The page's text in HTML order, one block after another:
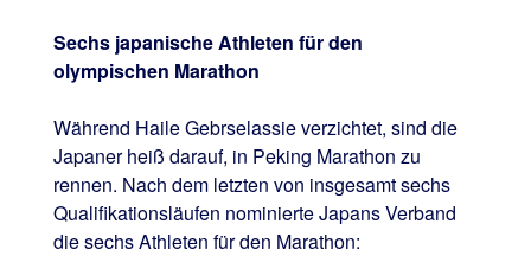
Sechs japanische Athleten für den
olympischen Marathon
Während Haile Gebrselassie verzichtet, sind die
Japaner heiß darauf, in Peking Marathon zu
rennen. Nach dem letzten von insgesamt sechs
Qualifikationsläufen nominierte Japans Verband
die sechs Athleten für den Marathon: